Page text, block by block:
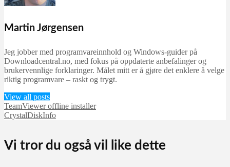
Martin Jørgensen
Jeg jobber med programvareinnhold og Windows-guider på
Downloadcentral.no, med fokus på oppdaterte anbefalinger og
brukervennlige forklaringer. Målet mitt er å gjøre det enklere å velge
riktig programvare – raskt og trygt.
View all posts
TeamViewer offline installer
CrystalDiskInfo
Vi tror du også vil like dette